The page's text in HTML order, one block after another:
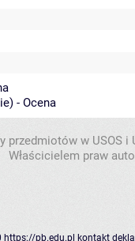
- Ocena
przedmiotów w USOS
Właścicielem praw
https://pb.edu.pl kontakt